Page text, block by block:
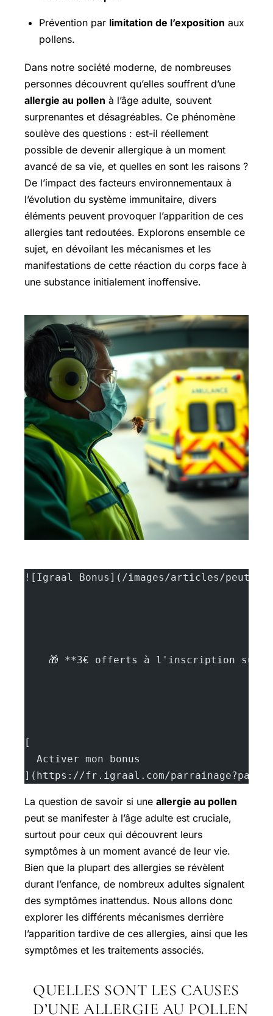
Prévention par limitation de l’exposition aux
pollens.
Dans notre société moderne, de nombreuses
personnes découvrent qu’elles souffrent d’une
allergie au pollen à l’âge adulte, souvent
surprenantes et désagréables. Ce phénomène
soulève des questions : est-il réellement
possible de devenir allergique à un moment
avancé de sa vie, et quelles en sont les raisons ?
De l’impact des facteurs environnementaux à
l’évolution du système immunitaire, divers
éléments peuvent provoquer l’apparition de ces
allergies tant redoutées. Explorons ensemble ce
sujet, en dévoilant les mécanismes et les
manifestations de cette réaction du corps face à
une substance initialement inoffensive.
![Igraal Bonus](/images/articles/peut-
🎁 **3€ offerts à l'inscription sur
[
  Activer mon bonus
](https://fr.igraal.com/
La question de savoir si une allergie au pollen
peut se manifester à l’âge adulte est cruciale,
surtout pour ceux qui découvrent leurs
symptômes à un moment avancé de leur vie.
Bien que la plupart des allergies se révèlent
durant l’enfance, de nombreux adultes signalent
des symptômes inattendus. Nous allons donc
explorer les différents mécanismes derrière
l’apparition tardive de ces allergies, ainsi que les
symptômes et les traitements associés.
QUELLES SONT LES CAUSES
D’UNE ALLERGIE AU POLLEN